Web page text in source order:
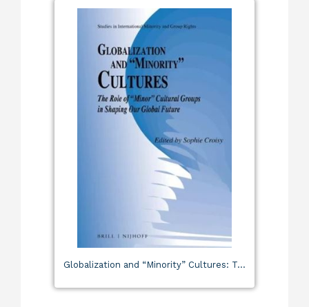
Globalization and “Minority” Cultures: T...